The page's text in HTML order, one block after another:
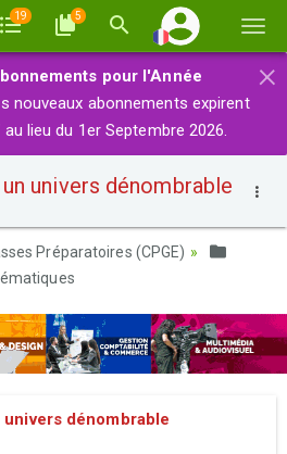
la
19 5
×
pour l'Année
nouveaux abonnements expirent
lieu du 1er Septembre 2026.
univers dénombrable
Préparatoires (CPGE)
dénombrable